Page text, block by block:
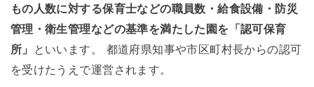
もの人数に対する保育士などの職員数・給食設備・防災
管理・衛生管理などの基準を満たした園を「認可保育
所」 といいます。 都道府県知事や市区町村長からの認可
を受けたうえで運営されます。